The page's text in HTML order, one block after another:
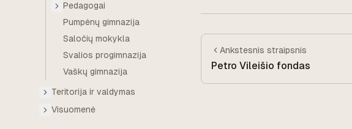
Pedagogai
Pumpėnų gimnazija
Saločių mokykla
Svalios progimnazija
Vaškų gimnazija
Teritorija ir valdymas
Visuomenė
Ankstesnis straipsnis
Petro Vileišio fondas